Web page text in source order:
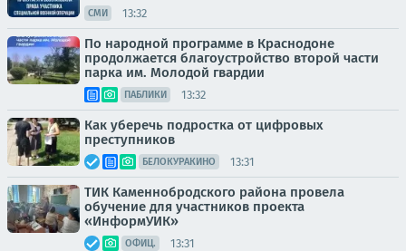
СМИ 13:32
По народной программе в Краснодоне
продолжается благоустройство второй части
парка им. Молодой гвардии
ПАБЛИКИ 13:32
Как уберечь подростка от цифровых
преступников
БЕЛОКУРАКИНО 13:31
ТИК Каменнобродского района провела
обучение для участников проекта
«ИнформУИК»
ОФИЦ. 13:31